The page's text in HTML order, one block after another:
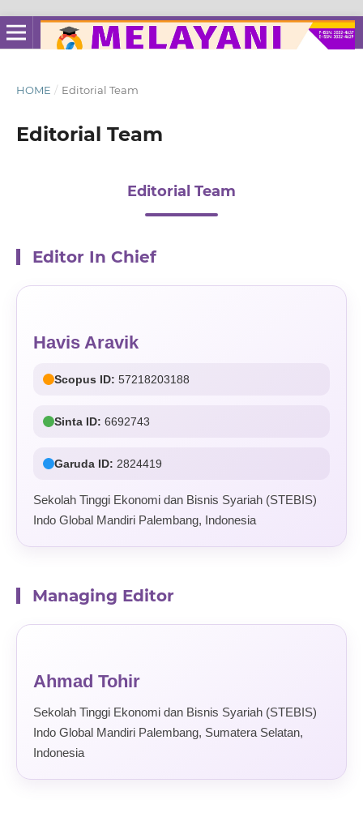
HOME / Editorial Team
Editorial Team
Editorial Team
Editor In Chief
Havis Aravik
Scopus ID: 57218203188
Sinta ID: 6692743
Garuda ID: 2824419
Sekolah Tinggi Ekonomi dan Bisnis Syariah (STEBIS)
Indo Global Mandiri Palembang, Indonesia
Managing Editor
Ahmad Tohir
Sekolah Tinggi Ekonomi dan Bisnis Syariah (STEBIS)
Indo Global Mandiri Palembang, Sumatera Selatan,
Indonesia